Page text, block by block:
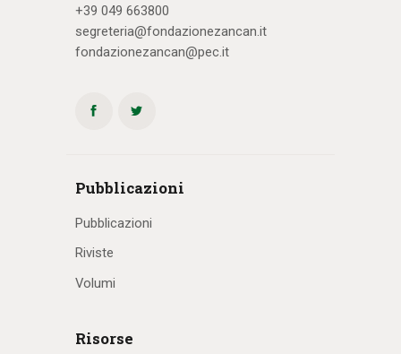
+39 049 663800
segreteria@fondazionezancan.it
fondazionezancan@pec.it
Pubblicazioni
Pubblicazioni
Riviste
Volumi
Risorse